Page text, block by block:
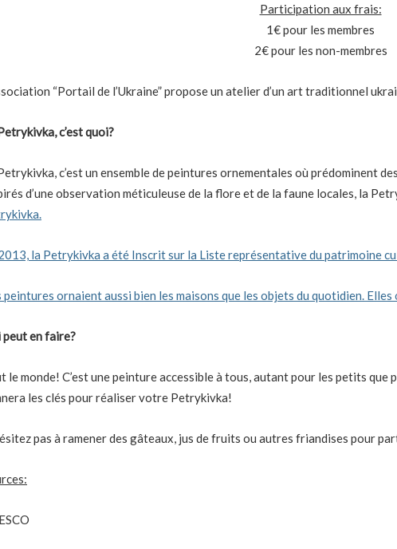
Participation aux frais:
1€ pour les membres
2€ pour les non-membres
“Portail de l’Ukraine” propose un atelier d’un art traditionnel
c’est quoi?
c’est un ensemble de peintures ornementales où prédominent
d’une observation méticuleuse de la flore et de la faune locales, la
la Petrykivka a été Inscrit sur la Liste représentative du patrimoine
peintures ornaient aussi bien les maisons que les objets du quotidien.
peut en faire?
le monde! C’est une peinture accessible à tous, autant pour les petits
les clés pour réaliser votre Petrykivka!
pas à ramener des gâteaux, jus de fruits ou autres friandises pour